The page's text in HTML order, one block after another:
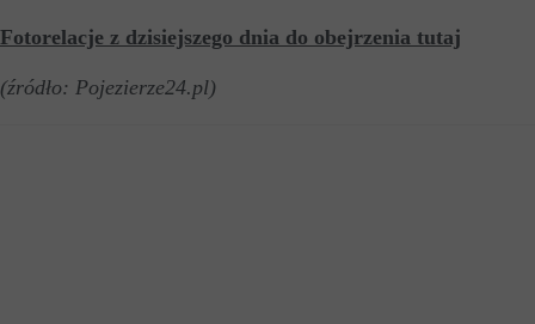
Fotorelacje z dzisiejszego dnia do obejrzenia tutaj
(źródło: Pojezierze24.pl)